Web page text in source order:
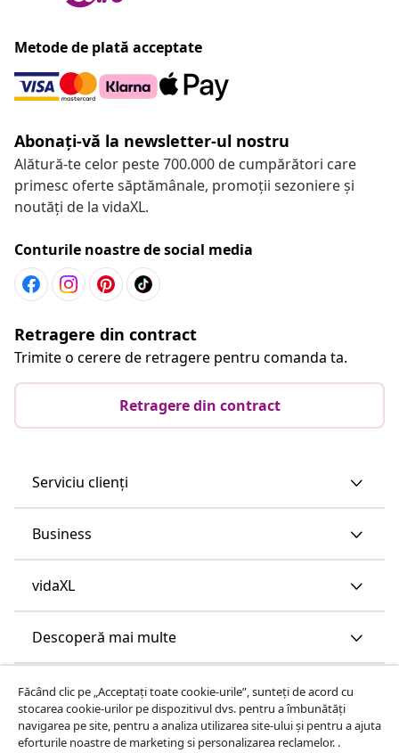
Metode de plată acceptate
Abonați-vă la newsletter-ul nostru
Alătură-te celor peste 700.000 de cumpărători care
primesc oferte săptămânale, promoții sezoniere și
noutăți de la vidaXL.
Conturile noastre de social media
Retragere din contract
Trimite o cerere de retragere pentru comanda ta.
Retragere din contract
Serviciu clienți
Business
vidaXL
Descoperă mai multe
Făcând clic pe „Acceptați toate cookie-urile”, sunteți de acord cu
stocarea cookie-urilor pe dispozitivul dvs. pentru a îmbunătăți
navigarea pe site, pentru a analiza utilizarea site-ului și pentru a ajuta
eforturile noastre de marketing si personalizarea reclamelor. .